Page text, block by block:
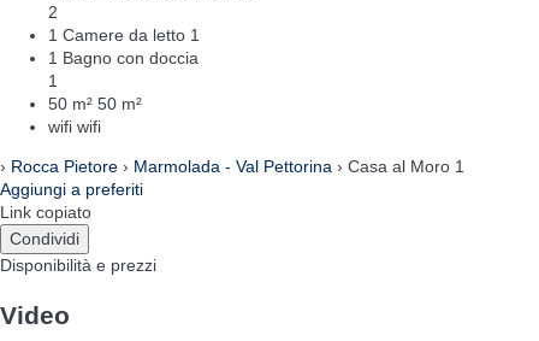
2
1 Camere da letto 1
1 Bagno con doccia
1
50 m² 50 m²
wifi wifi
› Rocca Pietore › Marmolada - Val Pettorina › Casa al Moro 1
Aggiungi a preferiti
Link copiato
Condividi
Disponibilità e prezzi
Video